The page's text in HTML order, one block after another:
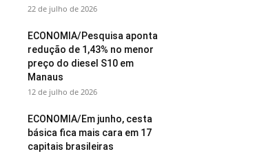
22 de julho de 2026
ECONOMIA/Pesquisa aponta
redução de 1,43% no menor
preço do diesel S10 em
Manaus
12 de julho de 2026
ECONOMIA/Em junho, cesta
básica fica mais cara em 17
capitais brasileiras